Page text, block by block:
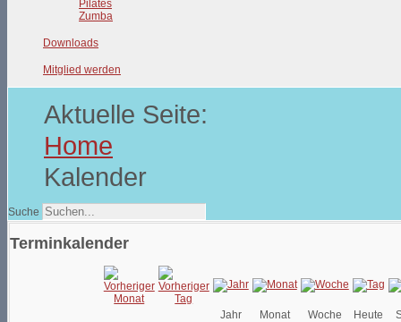
Pilates
Zumba
Downloads
Mitglied werden
Aktuelle Seite:
Home
Kalender
Suche
Terminkalender
Jahr Monat Woche Heute